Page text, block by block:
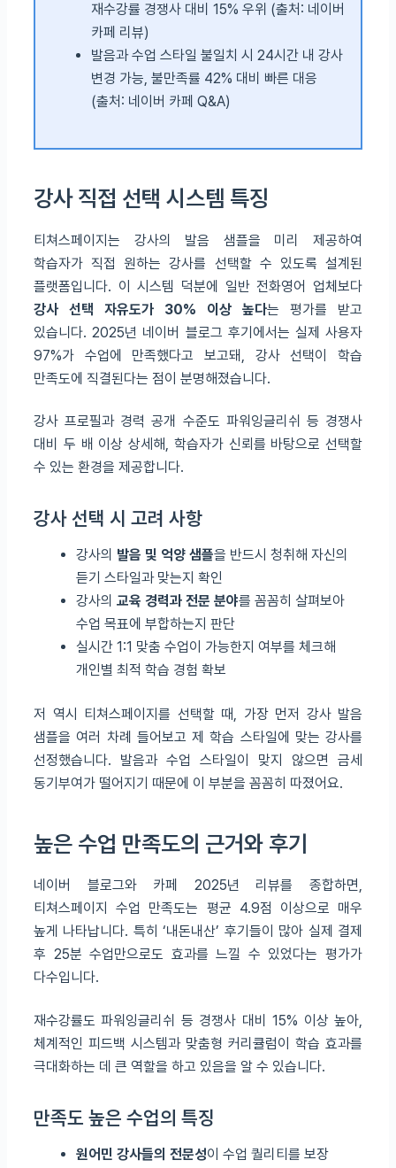
재수강률 경쟁사 대비 15% 우위 (출처: 네이버
카페 리뷰)
발음과 수업 스타일 불일치 시 24시간 내 강사
변경 가능, 불만족률 42% 대비 빠른 대응
(출처: 네이버 카페 Q&A)
강사 직접 선택 시스템 특징
티쳐스페이지는 강사의 발음 샘플을 미리 제공하여
학습자가 직접 원하는 강사를 선택할 수 있도록 설계된
플랫폼입니다. 이 시스템 덕분에 일반 전화영어 업체보다
강사 선택 자유도가 30% 이상 높다는 평가를 받고
있습니다. 2025년 네이버 블로그 후기에서는 실제 사용자
97%가 수업에 만족했다고 보고돼, 강사 선택이 학습
만족도에 직결된다는 점이 분명해졌습니다.
강사 프로필과 경력 공개 수준도 파워잉글리쉬 등 경쟁사
대비 두 배 이상 상세해, 학습자가 신뢰를 바탕으로 선택할
수 있는 환경을 제공합니다.
강사 선택 시 고려 사항
강사의 발음 및 억양 샘플을 반드시 청취해 자신의
듣기 스타일과 맞는지 확인
강사의 교육 경력과 전문 분야를 꼼꼼히 살펴보아
수업 목표에 부합하는지 판단
실시간 1:1 맞춤 수업이 가능한지 여부를 체크해
개인별 최적 학습 경험 확보
저 역시 티쳐스페이지를 선택할 때, 가장 먼저 강사 발음
샘플을 여러 차례 들어보고 제 학습 스타일에 맞는 강사를
선정했습니다. 발음과 수업 스타일이 맞지 않으면 금세
동기부여가 떨어지기 때문에 이 부분을 꼼꼼히 따졌어요.
높은 수업 만족도의 근거와 후기
네이버 블로그와 카페 2025년 리뷰를 종합하면,
티쳐스페이지 수업 만족도는 평균 4.9점 이상으로 매우
높게 나타납니다. 특히 ‘내돈내산’ 후기들이 많아 실제 결제
후 25분 수업만으로도 효과를 느낄 수 있었다는 평가가
다수입니다.
재수강률도 파워잉글리쉬 등 경쟁사 대비 15% 이상 높아,
체계적인 피드백 시스템과 맞춤형 커리큘럼이 학습 효과를
극대화하는 데 큰 역할을 하고 있음을 알 수 있습니다.
만족도 높은 수업의 특징
원어민 강사들의 전문성이 수업 퀄리티를 보장